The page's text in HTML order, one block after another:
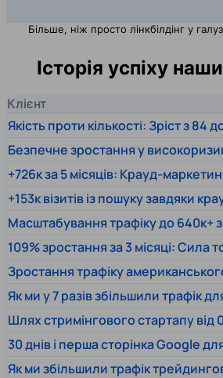
Більше, ніж просто лінкбілдінг у
Історія успіху
Клієнт
Якість проти кількості: Зріст з 84
Безпечне зростання у
+726к за 5 місяців: Крауд-
+153к візитів із пошуку завдяки
Масштабування трафіку до 640к+
109% зростання за 3 місяці: Сила
Зростання трафіку
Як ми у 7 разів збільшили трафік
Шлях стримінгового стартапу від
30 днів і перша сторінка Google
Як ми збільшили трафік